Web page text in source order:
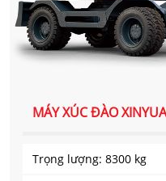
MÁY XÚC ĐÀO
Trọng lượng: 8300 kg